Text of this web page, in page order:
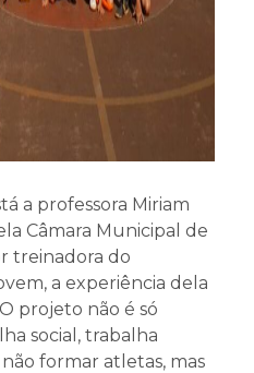
a professora Miriam
Câmara Municipal de
treinadora do
a experiência dela
projeto não é só
social, trabalha
formar atletas, mas